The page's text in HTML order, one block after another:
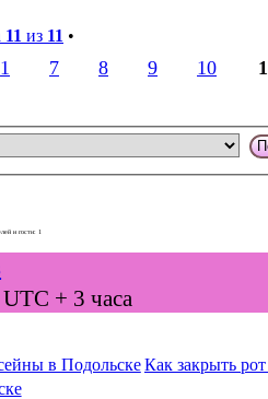
11 из 11 •
1 7 8 9 10
и гости: 1
+ 3 часа
в ПодольскеКак закрыть